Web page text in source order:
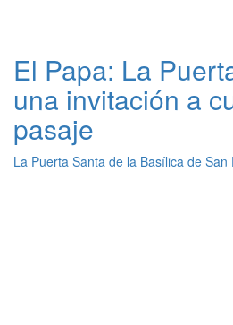
El Papa: La
una invitación a
pasaje
La Puerta Santa de la Basílica de San